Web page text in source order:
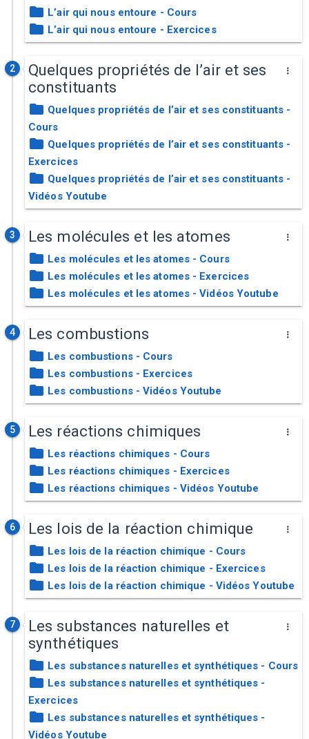
L’air qui nous entoure - Cours
L’air qui nous entoure - Exercices
2
Quelques propriétés de l’air et ses
constituants
Quelques propriétés de l’air et ses constituants -
Cours
Quelques propriétés de l’air et ses constituants -
Exercices
Quelques propriétés de l’air et ses constituants -
Vidéos Youtube
3 Les molécules et les atomes
Les molécules et les atomes - Cours
Les molécules et les atomes - Exercices
Les molécules et les atomes - Vidéos Youtube
4 Les combustions
Les combustions - Cours
Les combustions - Exercices
Les combustions - Vidéos Youtube
5 Les réactions chimiques
Les réactions chimiques - Cours
Les réactions chimiques - Exercices
Les réactions chimiques - Vidéos Youtube
6 Les lois de la réaction chimique
Les lois de la réaction chimique - Cours
Les lois de la réaction chimique - Exercices
Les lois de la réaction chimique - Vidéos Youtube
7
Les substances naturelles et
synthétiques
Les substances naturelles et synthétiques - Cours
Les substances naturelles et synthétiques -
Exercices
Les substances naturelles et synthétiques -
Vidéos Youtube